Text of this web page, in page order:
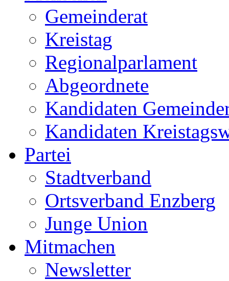
Gemeinderat
Kreistag
Regionalparlament
Abgeordnete
Kandidaten
Kandidaten
Partei
Stadtverband
Ortsverband Enzberg
Junge Union
Mitmachen
Newsletter